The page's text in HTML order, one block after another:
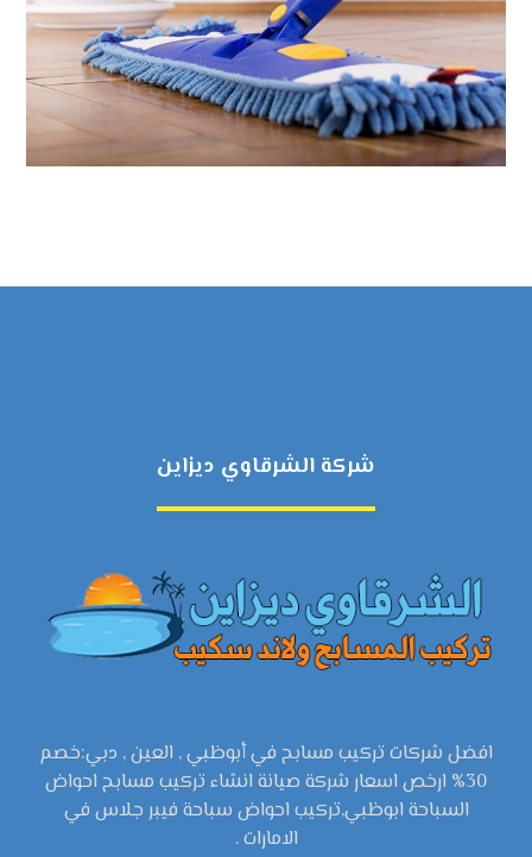
شركة الشرقاوي ديزاين
افضل شركات تركيب مسابح في أبوظبي , العين , دبي:خصم
30% ارخص اسعار شركة صيانة انشاء تركيب مسابح احواض
السباحة ابوظبي,تركيب احواض سباحة فيبر جلاس في
الامارات .